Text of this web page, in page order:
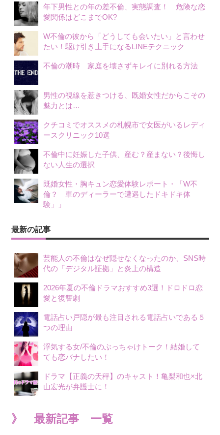
年下男性との年の差不倫、実態調査！ 危険な恋
愛関係はどこまでOK?
W不倫の彼から「どうしても会いたい」と言わせ
たい！駆け引き上手になるLINEテクニック
不倫の潮時 家庭を壊さずキレイに別れる方法
男性の視線を惹きつける、既婚女性だからこその
魅力とは…
クチコミでオススメの札幌市で女医がいるレディ
ースクリニック10選
不倫中に妊娠した子供、産む？産まない？後悔し
ない人生の選択
既婚女性・胸キュン恋愛体験レポート・「W不
倫？ 車のディーラーで遭遇したドキドキ体
験」」
最新の記事
芸能人の不倫はなぜ隠せなくなったのか、SNS時
代の「デジタル証拠」と炎上の構造
2026年夏の不倫ドラマおすすめ3選！ドロドロ恋
愛と復讐劇
電話占い戸隠が最も注目される電話占いである５
つの理由
浮気する女/不倫のぶっちゃけトーク！結婚して
ても恋バナしたい！
ドラマ【正義の天秤】のキャスト！亀梨和也×北
山宏光が弁護士に！
》 最新記事 一覧